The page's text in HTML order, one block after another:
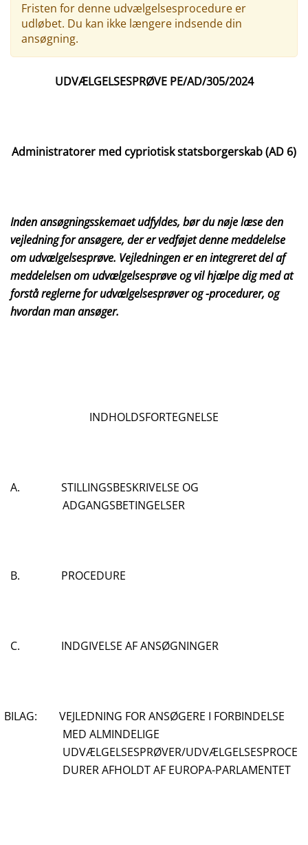
Fristen for denne udvælgelsesprocedure er
udløbet. Du kan ikke længere indsende din
ansøgning.
UDVÆLGELSESPRØVE PE/AD/305/2024
Administratorer med cypriotisk statsborgerskab (AD 6)
Inden ansøgningsskemaet udfyldes, bør du nøje læse den
vejledning for ansøgere, der er vedføjet denne meddelelse
om udvælgelsesprøve. Vejledningen er en integreret del af
meddelelsen om udvælgelsesprøve og vil hjælpe dig med at
forstå reglerne for udvælgelsesprøver og -procedurer, og
hvordan man ansøger.
INDHOLDSFORTEGNELSE
A. STILLINGSBESKRIVELSE OG
ADGANGSBETINGELSER
B. PROCEDURE
C. INDGIVELSE AF ANSØGNINGER
BILAG: VEJLEDNING FOR ANSØGERE I FORBINDELSE
MED ALMINDELIGE
UDVÆLGELSESPRØVER/UDVÆLGELSESPROCE
DURER AFHOLDT AF EUROPA-PARLAMENTET